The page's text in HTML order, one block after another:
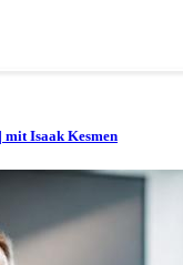
mit Isaak Kesmen